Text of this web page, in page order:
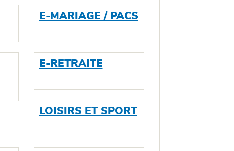
E-MARIAGE / PACS
E-RETRAITE
LOISIRS ET SPORT